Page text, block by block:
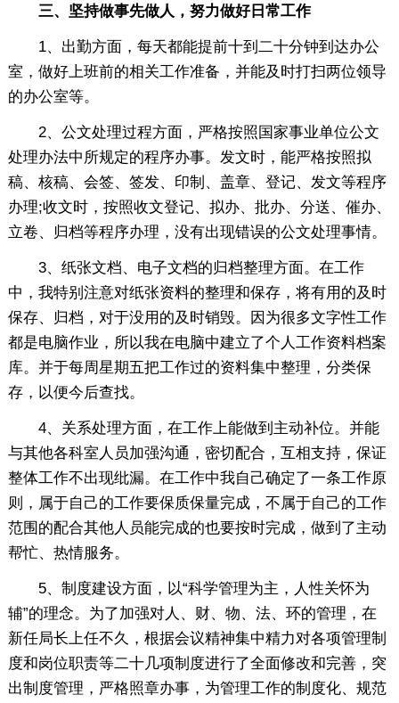
三、坚持做事先做人，努力做好日常工作
1、出勤方面，每天都能提前十到二十分钟到达办公
室，做好上班前的相关工作准备，并能及时打扫两位领导
的办公室等。
2、公文处理过程方面，严格按照国家事业单位公文
处理办法中所规定的程序办事。发文时，能严格按照拟
稿、核稿、会签、签发、印制、盖章、登记、发文等程序
办理;收文时，按照收文登记、拟办、批办、分送、催办、
立卷、归档等程序办理，没有出现错误的公文处理事情。
3、纸张文档、电子文档的归档整理方面。在工作
中，我特别注意对纸张资料的整理和保存，将有用的及时
保存、归档，对于没用的及时销毁。因为很多文字性工作
都是电脑作业，所以我在电脑中建立了个人工作资料档案
库。并于每周星期五把工作过的资料集中整理，分类保
存，以便今后查找。
4、关系处理方面，在工作上能做到主动补位。并能
与其他各科室人员加强沟通，密切配合，互相支持，保证
整体工作不出现纰漏。在工作中我自己确定了一条工作原
则，属于自己的工作要保质保量完成，不属于自己的工作
范围的配合其他人员能完成的也要按时完成，做到了主动
帮忙、热情服务。
5、制度建设方面，以“科学管理为主，人性关怀为
辅”的理念。为了加强对人、财、物、法、环的管理，在
新任局长上任不久，根据会议精神集中精力对各项管理制
度和岗位职责等二十几项制度进行了全面修改和完善，突
出制度管理，严格照章办事，为管理工作的制度化、规范